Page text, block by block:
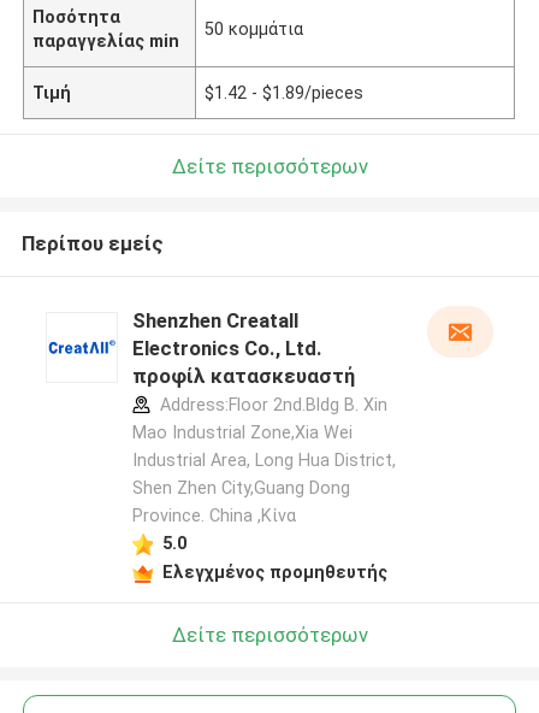
Αφήστε ένα μήνυμα
Ποσότητα
παραγγελίας min
50 κομμάτια
Τιμή $1.42 - $1.89/pieces
Δείτε περισσότερων
Περίπου εμείς
Shenzhen Creatall
Electronics Co., Ltd.
προφίλ κατασκευαστή
Address:Floor 2nd.Bldg B. Xin
Mao Industrial Zone,Xia Wei
Industrial Area, Long Hua District,
Shen Zhen City,Guang Dong
Province. China ,Κίνα
5.0
Ελεγχμένος προμηθευτής
Δείτε περισσότερων